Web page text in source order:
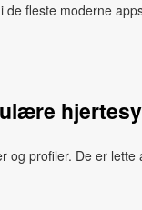
fleste moderne
og profiler. De er